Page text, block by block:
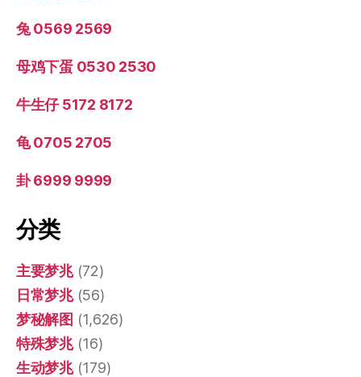
兔 0569 2569
母鸡下蛋 0530 2530
牛生仔 5172 8172
龟 0705 2705
卦 6999 9999
分类
主要梦兆(72)
日常梦兆(56)
梦秘解图 (1,626)
特殊梦兆(16)
生动梦兆(179)